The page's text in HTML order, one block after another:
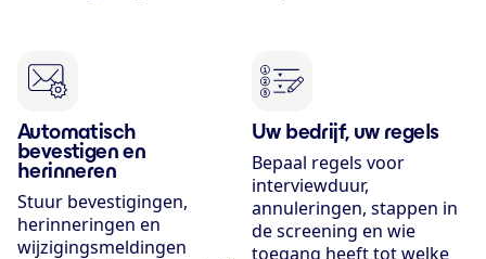
Automatisch
bevestigen en
herinneren
Stuur bevestigingen,
herinneringen en
wijzigingsmeldingen
Uw bedrijf, uw regels
Bepaal regels voor
interviewduur,
annuleringen, stappen in
de screening en wie
toegang heeft tot welke